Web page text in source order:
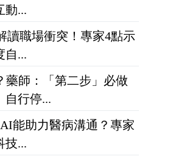
...
讀職場衝突！專家4點示
...
藥師：「第二步」必做
行停...
能助力醫病溝通？專家
技...